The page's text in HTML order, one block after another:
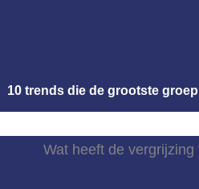
10 trends die de grootste